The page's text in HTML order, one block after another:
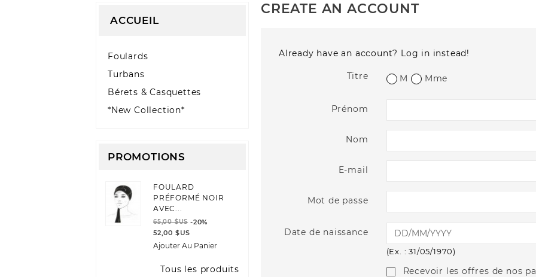
ACCUEIL
Foulards
Turbans
Bérets & Casquettes
*New Collection*
PROMOTIONS
FOULARD
PRÉFORMÉ NOIR
AVEC...
65,00 $US -20%
52,00 $US
Ajouter Au Panier
Tous les produits
CREATE AN ACCOUNT
Already have an account? Log in instead!
Titre M Mme
Prénom
Nom
E-mail
Mot de passe
Date de naissance
(Ex. : 31/05/1970)
Recevoir les offres de nos